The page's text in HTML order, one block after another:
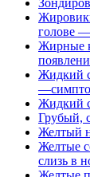
голове —
Жирные
Жидкий
Жидкий
Грубый,
Желтый
Желтые
слизь в